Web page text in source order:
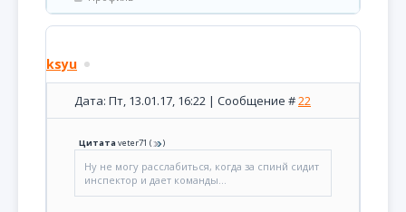
ksyu
Дата: Пт, 13.01.17, 16:22 | Сообщение #22
Цитатаveter71 ( )
Ну не могу расслабиться, когда за спинй сидит
инспектор и дает команды...